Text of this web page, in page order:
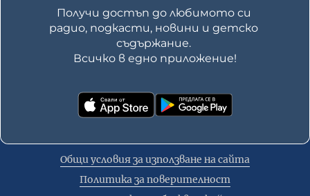
Получи достъп до любимото си
радио, подкасти, новини и детско
съдържание.
Всичко в едно приложение!
Общи условия за използване на сайта
Политика за поверителност